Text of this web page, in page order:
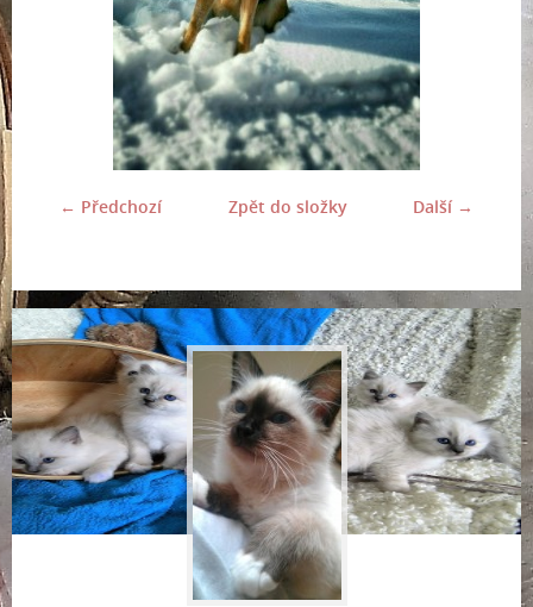
← Předchozí Další →
Zpět do složky